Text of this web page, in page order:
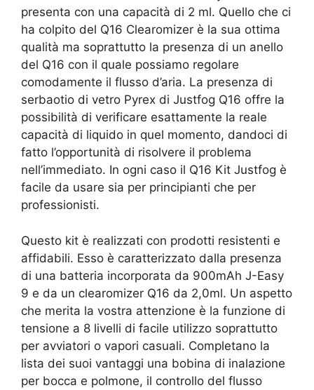
presenta con una capacità di 2 ml. Quello che ci
ha colpito del Q16 Clearomizer è la sua ottima
qualità ma soprattutto la presenza di un anello
del Q16 con il quale possiamo regolare
comodamente il flusso d’aria. La presenza di
serbaotio di vetro Pyrex di Justfog Q16 offre la
possibilità di verificare esattamente la reale
capacità di liquido in quel momento, dandoci di
fatto l’opportunità di risolvere il problema
nell’immediato. In ogni caso il Q16 Kit Justfog è
facile da usare sia per principianti che per
professionisti.
Questo kit è realizzati con prodotti resistenti e
affidabili. Esso è caratterizzato dalla presenza
di una batteria incorporata da 900mAh J-Easy
9 e da un clearomizer Q16 da 2,0ml. Un aspetto
che merita la vostra attenzione è la funzione di
tensione a 8 livelli di facile utilizzo soprattutto
per avviatori o vapori casuali. Completano la
lista dei suoi vantaggi una bobina di inalazione
per bocca e polmone, il controllo del flusso